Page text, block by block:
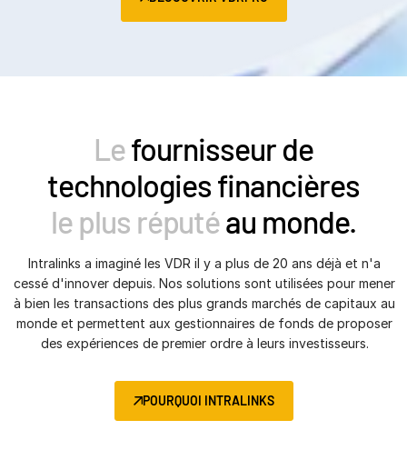
Lefournisseur de
technologies financières
le plus réputéau monde.
Intralinks a imaginé les VDR il y a plus de 20 ans déjà et n'a
cessé d'innover depuis. Nos solutions sont utilisées pour mener
à bien les transactions des plus grands marchés de capitaux au
monde et permettent aux gestionnaires de fonds de proposer
des expériences de premier ordre à leurs investisseurs.
POURQUOI INTRALINKS